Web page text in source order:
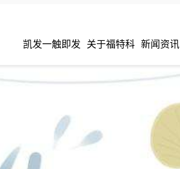
凯发一触即发 关于福特科 新闻资讯